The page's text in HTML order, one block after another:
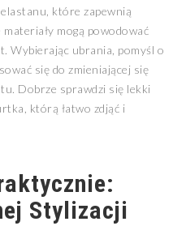
które zapewnią
mogą powodować
Wybierając ubrania, pomyśl o
się do zmieniającej się
Dobrze sprawdzi się lekki
którą łatwo zdjąć i
Stylizacji